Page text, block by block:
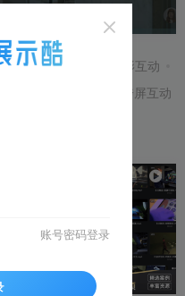
及交互装置的参考视频
验 互动装置 投影互动
跨屏互动
账号密码登录